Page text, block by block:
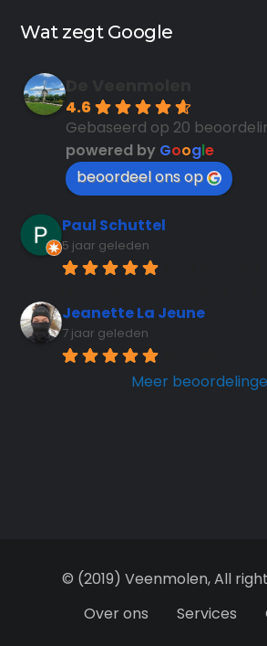
Wat zegt Google
4.6
Gebaseerd op 20
powered by Google
beoordeel ons op
Paul Schuttel
5 jaar geleden
Jeanette La Jeune
7 jaar geleden
Meer
© (2019) Veenmolen, All
Over ons
Services